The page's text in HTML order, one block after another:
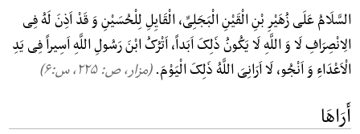
السَّلَامُ عَلَی زُهَیْرِ بْنِ الْقَیْنِ الْبَجَلِیِّ، الْقَایِلِ لِلْحُسَیْنِ وَ قَدْ اَذِنَ لَهُ فِی
الِانْصِرَافِ لَا وَ اللَّهِ لَا یَکُونُ ذَلِکَ اَبَداً، اَتْرُکُ ابْنَ رَسُولِ اللَّهِ اَسِیراً فِی یَدِ
الْاَعْدَاءِ وَ اَنْجُو، لَا اَرَانِیَ اللَّهُ ذَلِکَ الْیَوْمَ.(مزار، ص: ۲۲۵, س:۶)
أَرَاهَا